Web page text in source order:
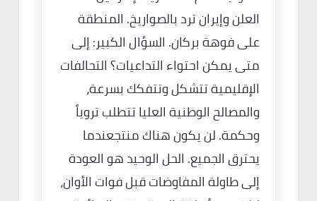
العلن وإيران ترد بالصواريخ. المنطقة
على فوهة بركان. السؤال الكبير: إلى
متى يمكن احتواء التداعيات؟ التحالفات
الإقليمية تتشكل وتتفكك بسرعة،
والمصالح الوطنية العليا تتطلب تروياً
وحكمة. لن يكون هناك منتجعندما
يحترق الجميع. الحل الوحيد هو العودة
إلى طاولة المفاوضات قبل فوات الأوان،